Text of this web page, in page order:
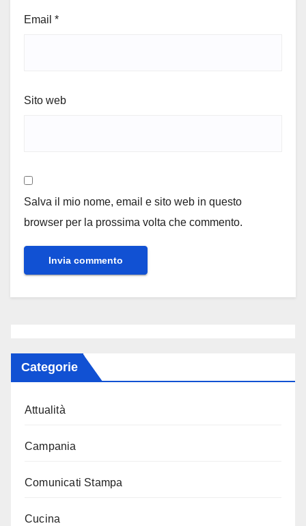
Email *
Sito web
Salva il mio nome, email e sito web in questo
browser per la prossima volta che commento.
Categorie
Attualità
Campania
Comunicati Stampa
Cucina